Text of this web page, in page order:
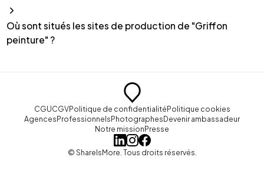
Où sont situés les sites de production de "Griffon
peinture" ?
CGUCGVPolitique de confidentialitéPolitique cookies
AgencesProfessionnelsPhotographesDevenir ambassadeur
Notre missionPresse
© ShareIsMore. Tous droits réservés.